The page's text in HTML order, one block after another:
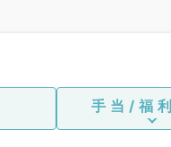
手当/福